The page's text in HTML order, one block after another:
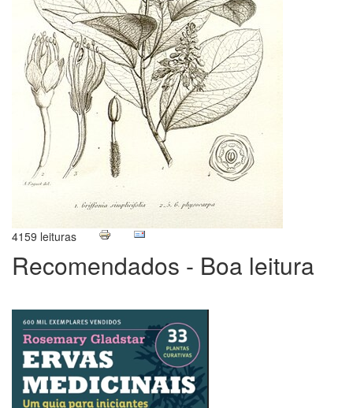
4159 leituras
Recomendados - Boa leitura